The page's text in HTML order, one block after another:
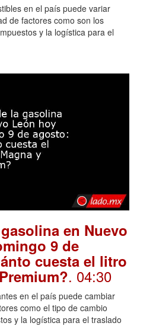
en el país puede variar
de factores como son los
y la logística para el
en Nuevo
9 de
cuesta el litro
. 04:30
en el país puede cambiar
como el tipo de cambio
y la logística para el traslado